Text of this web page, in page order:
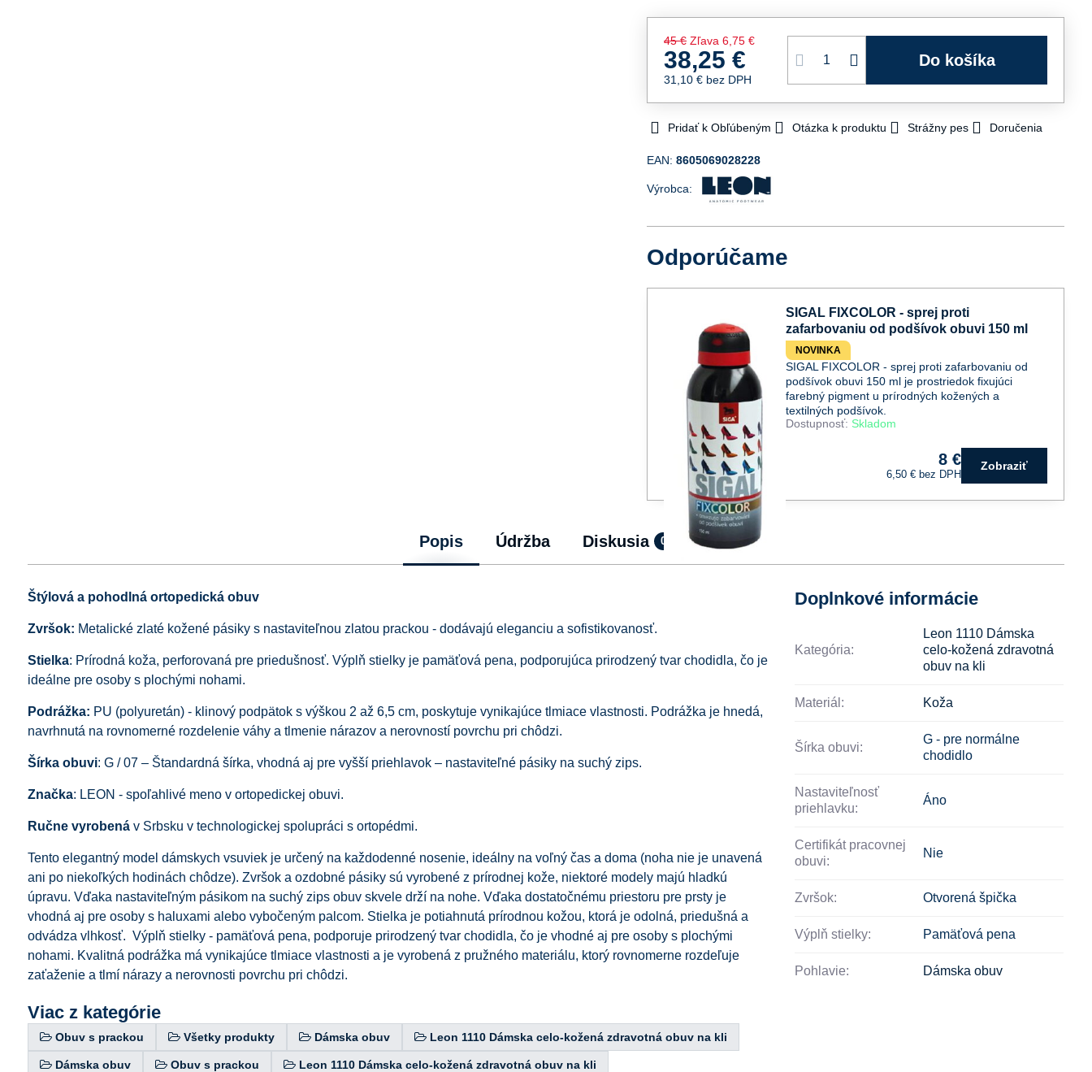
45 € Zľava 6,75 €
38,25 €
31,10 € bez DPH
Do košíka
Pridať k Obľúbeným Otázka k produktu Strážny pes Doručenia
EAN:8605069028228
Výrobca:
Odporúčame
SIGAL FIXCOLOR - sprej proti
zafarbovaniu od podšívok obuvi 150 ml
NOVINKA
SIGAL FIXCOLOR - sprej proti zafarbovaniu od
podšívok obuvi 150 ml je prostriedok fixujúci
farebný pigment u prírodných kožených a
textilných podšívok.
Dostupnosť: Skladom
8 €
6,50 € bez DPH
Zobraziť
Popis Údržba Diskusia 0
Štýlová a pohodlná ortopedická obuv
Zvršok: Metalické zlaté kožené pásiky s nastaviteľnou zlatou prackou - dodávajú eleganciu a sofistikovanosť.
Stielka: Prírodná koža, perforovaná pre priedušnosť. Výplň stielky je pamäťová pena, podporujúca prirodzený tvar chodidla, čo je
ideálne pre osoby s plochými nohami.
Podrážka: PU (polyuretán) - klinový podpätok s výškou 2 až 6,5 cm, poskytuje vynikajúce tlmiace vlastnosti. Podrážka je hnedá,
navrhnutá na rovnomerné rozdelenie váhy a tlmenie nárazov a nerovností povrchu pri chôdzi.
Šírka obuvi: G / 07 – Štandardná šírka, vhodná aj pre vyšší priehlavok – nastaviteľné pásiky na suchý zips.
Značka: LEON - spoľahlivé meno v ortopedickej obuvi.
Ručne vyrobenáv Srbsku v technologickej spolupráci s ortopédmi.
Tento elegantný model dámskych vsuviek je určený na každodenné nosenie, ideálny na voľný čas a doma (noha nie je unavená
ani po niekoľkých hodinách chôdze). Zvršok a ozdobné pásiky sú vyrobené z prírodnej kože, niektoré modely majú hladkú
úpravu. Vďaka nastaviteľným pásikom na suchý zips obuv skvele drží na nohe. Vďaka dostatočnému priestoru pre prsty je
vhodná aj pre osoby s haluxami alebo vybočeným palcom. Stielka je potiahnutá prírodnou kožou, ktorá je odolná, priedušná a
odvádza vlhkosť. Výplň stielky - pamäťová pena, podporuje prirodzený tvar chodidla, čo je vhodné aj pre osoby s plochými
nohami. Kvalitná podrážka má vynikajúce tlmiace vlastnosti a je vyrobená z pružného materiálu, ktorý rovnomerne rozdeľuje
zaťaženie a tlmí nárazy a nerovnosti povrchu pri chôdzi.
Viac z kategórie
Obuv s prackou Všetky produkty Dámska obuv Leon 1110 Dámska celo-kožená zdravotná obuv na kli
Dámska obuv Obuv s prackou Leon 1110 Dámska celo-kožená zdravotná obuv na kli
Doplnkové informácie
Kategória:
Leon 1110 Dámska
celo-kožená zdravotná
obuv na kli
Materiál: Koža
Šírka obuvi:
G - pre normálne
chodidlo
Nastaviteľnosť
priehlavku:
Áno
Certifikát pracovnej
obuvi:
Nie
Zvršok: Otvorená špička
Výplň stielky: Pamäťová pena
Pohlavie: Dámska obuv